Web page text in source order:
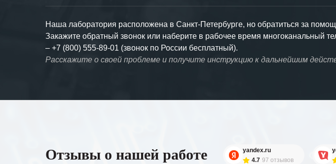
Наша лаборатория расположена в Санкт-Петербурге, но обратиться за
Закажите обратный звонок или наберите в рабочее время многоканальный
– +7 (800) 555-89-01 (звонок по России бесплатный).
Расскажите о своей проблеме и получите инструкцию к дальнейшим
Отзывы о нашей работе
yandex.ru
4.7 97 отзывов